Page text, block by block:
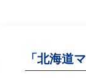
「北海道